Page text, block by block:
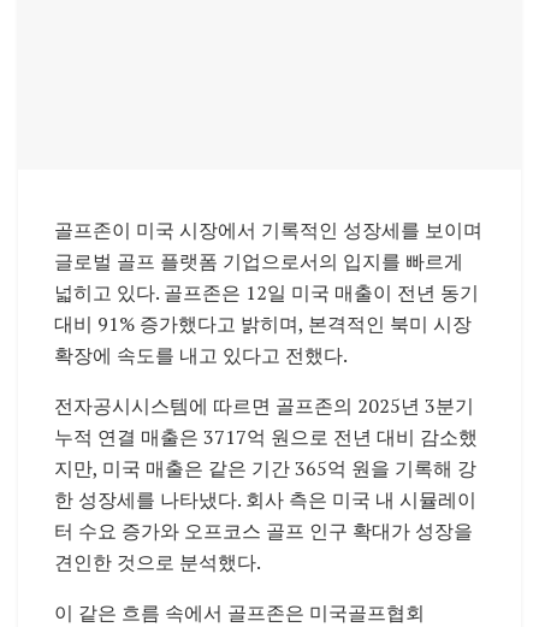
골프존이 미국 시장에서 기록적인 성장세를 보이며
글로벌 골프 플랫폼 기업으로서의 입지를 빠르게
넓히고 있다. 골프존은 12일 미국 매출이 전년 동기
대비 91% 증가했다고 밝히며, 본격적인 북미 시장
확장에 속도를 내고 있다고 전했다.
전자공시시스템에 따르면 골프존의 2025년 3분기
누적 연결 매출은 3717억 원으로 전년 대비 감소했
지만, 미국 매출은 같은 기간 365억 원을 기록해 강
한 성장세를 나타냈다. 회사 측은 미국 내 시뮬레이
터 수요 증가와 오프코스 골프 인구 확대가 성장을
견인한 것으로 분석했다.
이 같은 흐름 속에서 골프존은 미국골프협회